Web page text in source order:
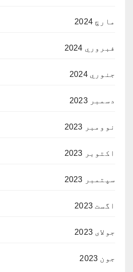
مارچ 2024
فبروري 2024
جنوري 2024
دسمبر 2023
نوومبر 2023
اکتوبر 2023
سپتمبر 2023
اگست 2023
جولای 2023
جون 2023